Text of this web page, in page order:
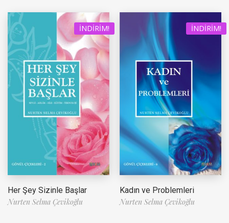
İNDIRIM!
Her Şey Sizinle Başlar
Nurten Selma Çevikoğlu
İNDIRIM!
Kadın ve Problemleri
Nurten Selma Çevikoğlu